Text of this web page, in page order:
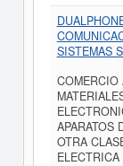
SISTEMAS
COMERCIO
APARATOS
OTRA
ELECTRICA